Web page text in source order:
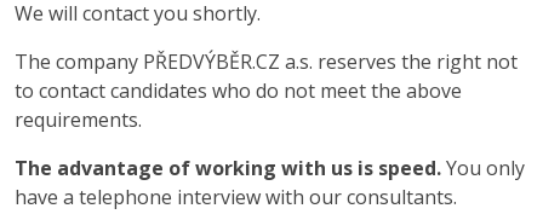
We will contact you shortly.
The company PŘEDVÝBĚR.CZ a.s. reserves the right not
to contact candidates who do not meet the above
requirements.
The advantage of working with us is speed.You only
have a telephone interview with our consultants.